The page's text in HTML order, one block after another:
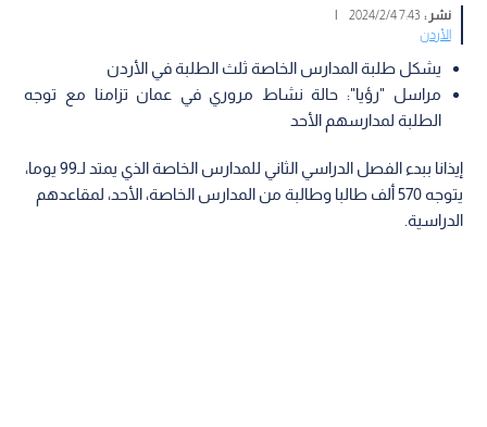
نشر :7:43 2024/2/4
|
الأردن
يشكل طلبة المدارس الخاصة ثلث الطلبة في الأردن
مراسل "رؤيا": حالة نشاط مروري في عمان تزامنا مع توجه
الطلبة لمدارسهم الأحد
إيذانا ببدء الفصل الدراسي الثاني للمدارس الخاصة الذي يمتد لـ99 يوما،
يتوجه 570 ألف طالبا وطالبة من المدارس الخاصة، الأحد، لمقاعدهم
الدراسية.